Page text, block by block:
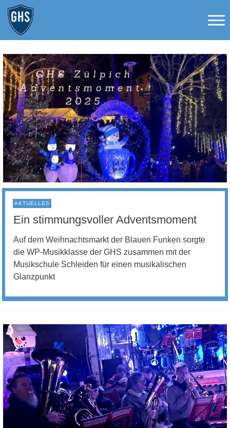
AKTUELLES
Ein stimmungsvoller Adventsmoment
Auf dem Weihnachtsmarkt der Blauen Funken sorgte
die WP-Musikklasse der GHS zusammen mit der
Musikschule Schleiden für einen musikalischen
Glanzpunkt